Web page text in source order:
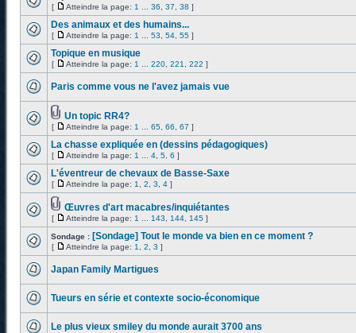
[ Atteindre la page: 1 36 37 38 ]
Des animaux et des humains...
[ Atteindre la page: 1 53 54 55 ]
Topique en musique
[ Atteindre la page: 1 220 221 222 ]
Paris comme vous ne l'avez jamais vue
Un topic RR4?
[ Atteindre la page: 1 65 66 67 ]
La chasse expliquée en (dessins pédagogiques)
[ Atteindre la page: 1 4 5 6 ]
L'éventreur de chevaux de Basse-Saxe
[ Atteindre la page: 1 2 3 4 ]
Œuvres d'art macabres/inquiétantes
[ Atteindre la page: 1 143 144 145 ]
Sondage : [Sondage] Tout le monde va bien en ce moment ?
[ Atteindre la page: 1 2 3 ]
Japan Family Martigues
Tueurs en série et contexte socio-économique
Le plus vieux smiley du monde aurait 3700 ans